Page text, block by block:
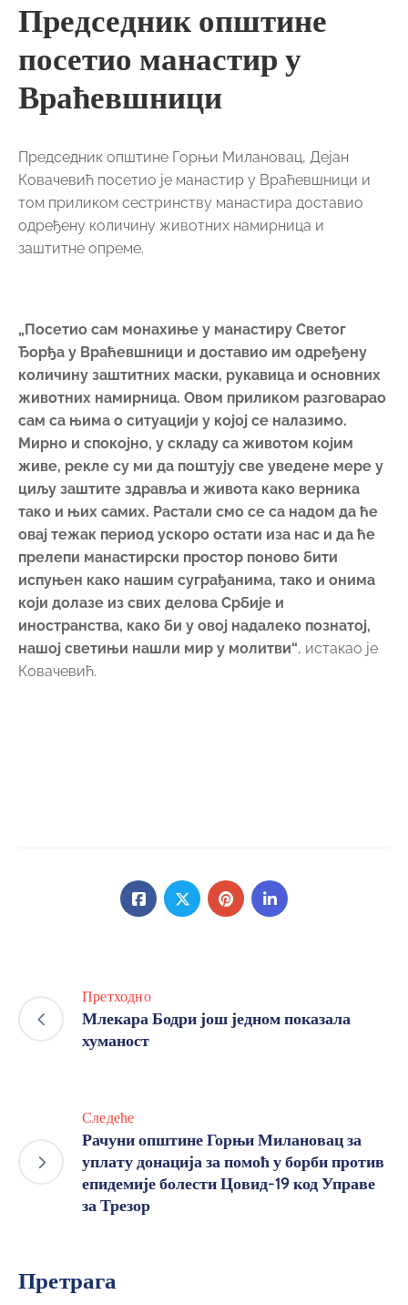
Председник општине
посетио манастир у
Враћевшници
Председник општине Горњи Милановац, Дејан
Ковачевић посетио је манастир у Враћевшници и
том приликом сестринству манастира доставио
одређену количину животних намирница и
заштитне опреме.
„Посетио сам монахиње у манастиру Светог
Ђорђа у Враћевшници и доставио им одређену
количину заштитних маски, рукавица и основних
животних намирница. Овом приликом разговарао
сам са њима о ситуацији у којој се налазимо.
Мирно и спокојно, у складу са животом којим
живе, рекле су ми да поштују све уведене мере у
циљу заштите здравља и живота како верника
тако и њих самих. Растали смо се са надом да ће
овај тежак период ускоро остати иза нас и да ће
прелепи манастирски простор поново бити
испуњен како нашим суграђанима, тако и онима
који долазе из свих делова Србије и
иностранства, како би у овој надалеко познатој,
нашој светињи нашли мир у молитви“, истакао је
Ковачевић.
Претходно
Млекара Бодри још једном показала
хуманост
Следеће
Рачуни општине Горњи Милановац за
уплату донација за помоћ у борби против
епидемије болести Цовид-19 код Управе
за Трезор
Претрага